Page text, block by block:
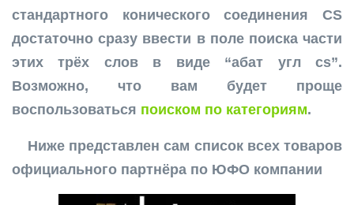
стандартного конического соединения CS
достаточно сразу ввести в поле поиска части
этих трёх слов в виде “абат угл cs”.
Возможно, что вам будет проще
воспользоваться поиском по категориям.
Ниже представлен сам список всех товаров
официального партнёра по ЮФО компании